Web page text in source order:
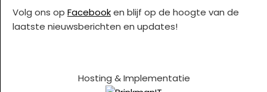
Volg ons op Facebooken blijf op de hoogte van de
laatste nieuwsberichten en updates!
Hosting & Implementatie